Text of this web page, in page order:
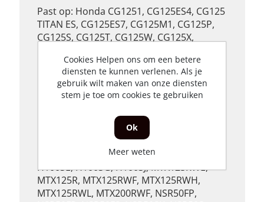
Past op: Honda CG1251, CG125ES4, CG125
TITAN ES, CG125ES7, CG125M1, CG125P,
CG125S, CG125T, CG125W, CG125X,
CRF230F5, CRF230F6, CRF230F7, CRF230F8,
CRF230F9, CRF230FB, CRM50RN, CRM50R,
CRM50RP, CRM50RR, CRM50RT, CRM75RK,
CRM75R, CRM75RL, CRM75RM, CRM75RP,
CRM75RR, CT110A, Trail 110, CT110B,
CT110C, CT110D, CT110G, CT110M,
CT110P, CY50, FX650X, FX650X, Vigor,
FX650Y, FX650, FX650Y, H100SD, H100S,
H100SE, H100SG, H100SJ, MTX125RWE,
MTX125R, MTX125RWF, MTX125RWH,
MTX125RWL, MTX200RWF, NSR50FP,
Cookies Helpen ons om een betere
diensten te kunnen verlenen. Als je
gebruik wilt maken van onze diensten
stem je toe om cookies te gebruiken
Ok
Meer weten